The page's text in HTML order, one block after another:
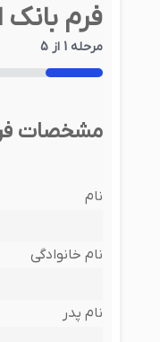
فرم بانک
مرحله 1 از 5
20%
مشخصات
لطفا
را
وارد
نام
نام خانوادگی
نام پدر